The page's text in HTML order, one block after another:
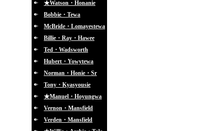
★Watson・Honanie
Bobbie・Tewa
McBride・Lomayestewa
Billie・Ray・Hawee
Ted・Wadsworth
Hubert・Yowytewa
Norman・Honie・Sr
Tony・Kyasyousie
★Manuel・Hoyungwa
Vernon・Mansfield
Verden・Mansfield